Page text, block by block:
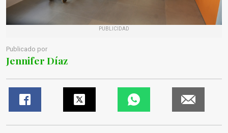
PUBLICIDAD
Publicado por
Jennifer Díaz